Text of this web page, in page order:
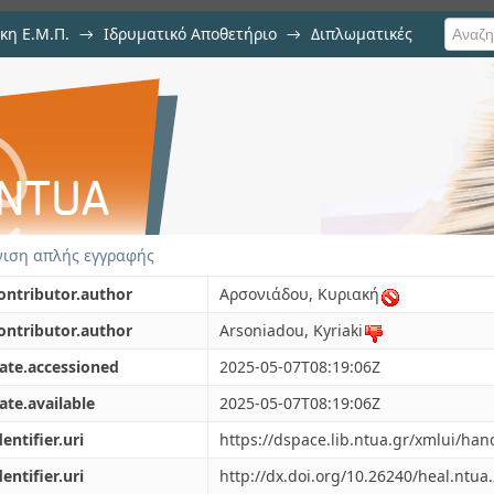
Ε.Μ.Π. → Ιδρυματικό Αποθετήριο → Διπλωματικές
φωτοκαταλυτικής
νανοϋλικών
απλής εγγραφής
Αρσονιάδου, Κυριακή
Arsoniadou, Kyriaki
2025-05-07T08:19:06Z
2025-05-07T08:19:06Z
https://dspace.lib.ntua.gr/xmlui/
http://dx.doi.org/10.26240/